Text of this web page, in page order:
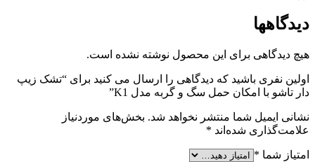
دیدگاهها
هیچ دیدگاهی برای این محصول نوشته نشده است.
اولین نفری باشید که دیدگاهی را ارسال می کنید برای “تشک زیپ
دار تاشو با امکان حمل سگ و گربه مدل K1”
نشانی ایمیل شما منتشر نخواهد شد. بخش‌های موردنیاز
علامت‌گذاری شده‌اند *
امتیاز شما *